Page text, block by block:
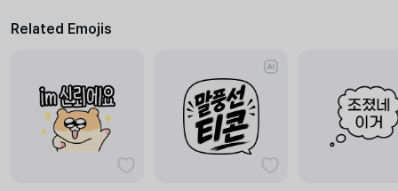
Related Emojis